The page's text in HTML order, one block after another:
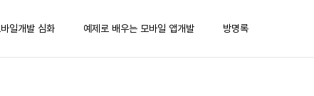
바일개발 심화 예제로 배우는 모바일 앱개발 방명록